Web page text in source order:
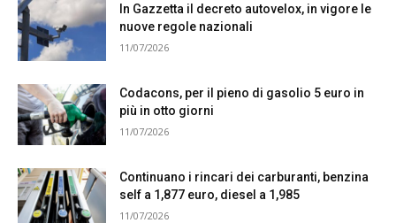
In Gazzetta il decreto autovelox, in vigore le
nuove regole nazionali
11/07/2026
Codacons, per il pieno di gasolio 5 euro in
più in otto giorni
11/07/2026
Continuano i rincari dei carburanti, benzina
self a 1,877 euro, diesel a 1,985
11/07/2026